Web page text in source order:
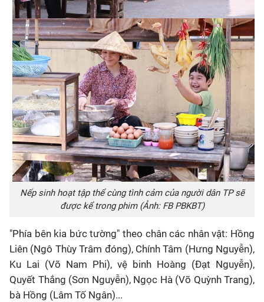
Nếp sinh hoạt tập thể cùng tình cảm của người dân TP sẽ
được kể trong phim (Ảnh: FB PBKBT)
"Phía bên kia bức tường" theo chân các nhân vật: Hồng
Liên (Ngô Thùy Trâm đóng), Chính Tâm (Hưng Nguyễn),
Ku Lai (Võ Nam Phi), vệ binh Hoàng (Đạt Nguyễn),
Quyết Thắng (Sơn Nguyễn), Ngọc Hà (Võ Quỳnh Trang),
bà Hồng (Lâm Tố Ngân)...